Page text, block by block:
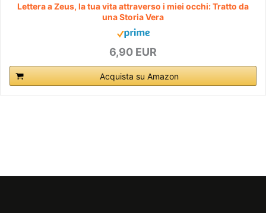
Lettera a Zeus, la tua vita attraverso i miei occhi: Tratto da
una Storia Vera
6,90 EUR
Acquista su Amazon